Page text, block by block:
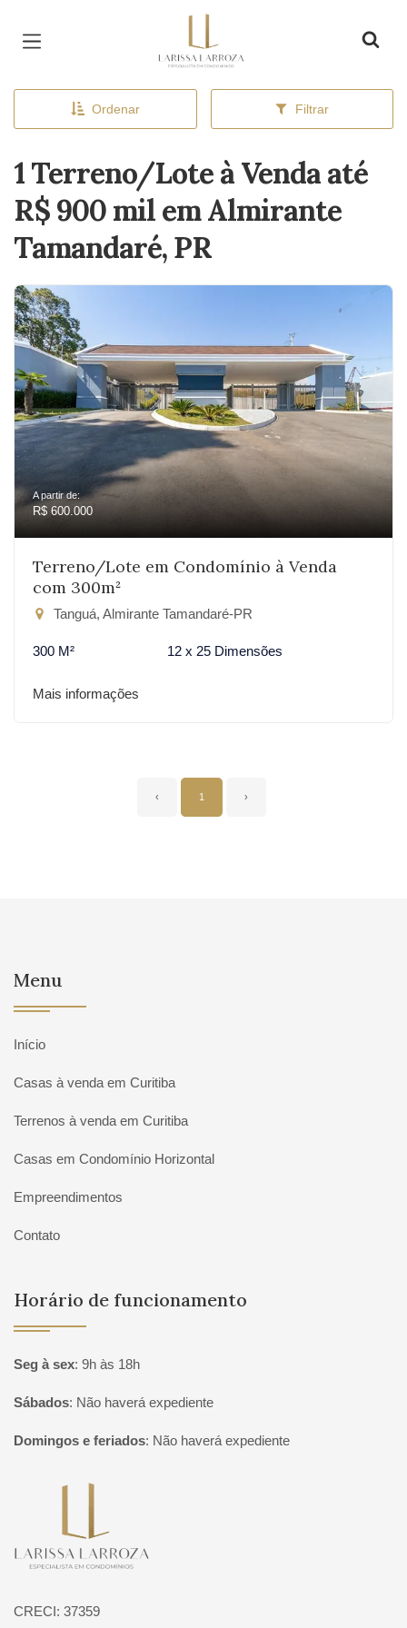
Ordenar Filtrar
1 Terreno/Lote à Venda até
R$ 900 mil em Almirante
Tamandaré, PR
A partir de:
R$ 600.000
Terreno/Lote em Condomínio à Venda
com 300m²
Tanguá, Almirante Tamandaré-PR
300 M² 12 x 25 Dimensões
Mais informações
‹ 1 ›
Menu
Início
Casas à venda em Curitiba
Terrenos à venda em Curitiba
Casas em Condomínio Horizontal
Empreendimentos
Contato
Horário de funcionamento
Seg à sex: 9h às 18h
Sábados: Não haverá expediente
Domingos e feriados: Não haverá expediente
CRECI: 37359